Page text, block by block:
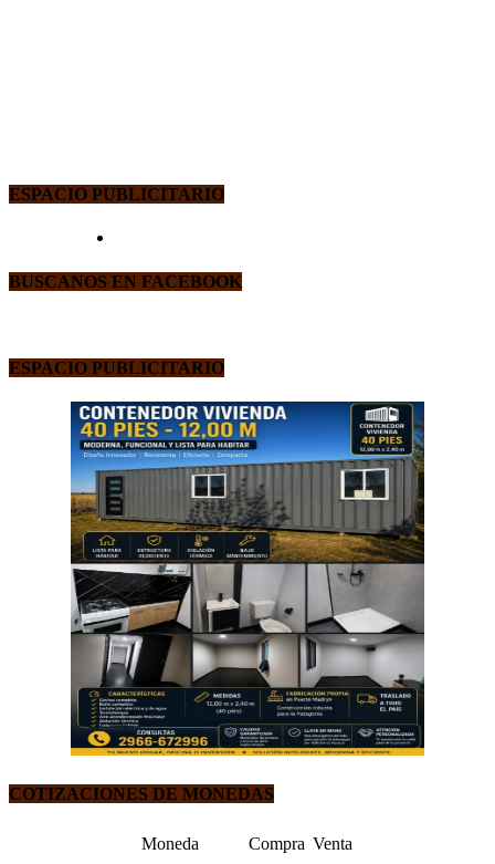
ESPACIO PUBLICITARIO
BUSCANOS EN FACEBOOK
ESPACIO PUBLICITARIO
COTIZACIONES DE MONEDAS
Moneda Compra Venta